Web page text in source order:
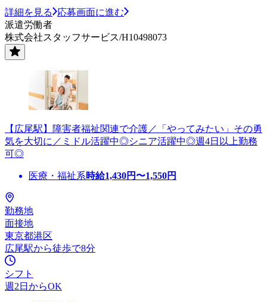
詳細を見る
応募画面に進む
派遣労働者
株式会社スタッフサービス/H10498073
【広尾駅】障害者福祉関連で介護／「やってみたい」その勇
気を大切に／ミドル活躍中◎シニア活躍中◎週4日以上勤務
可◎
医療・福祉系時給1,430円〜1,550円
勤務地
面接地
東京都港区
広尾駅から徒歩で8分
シフト
週2日からOK